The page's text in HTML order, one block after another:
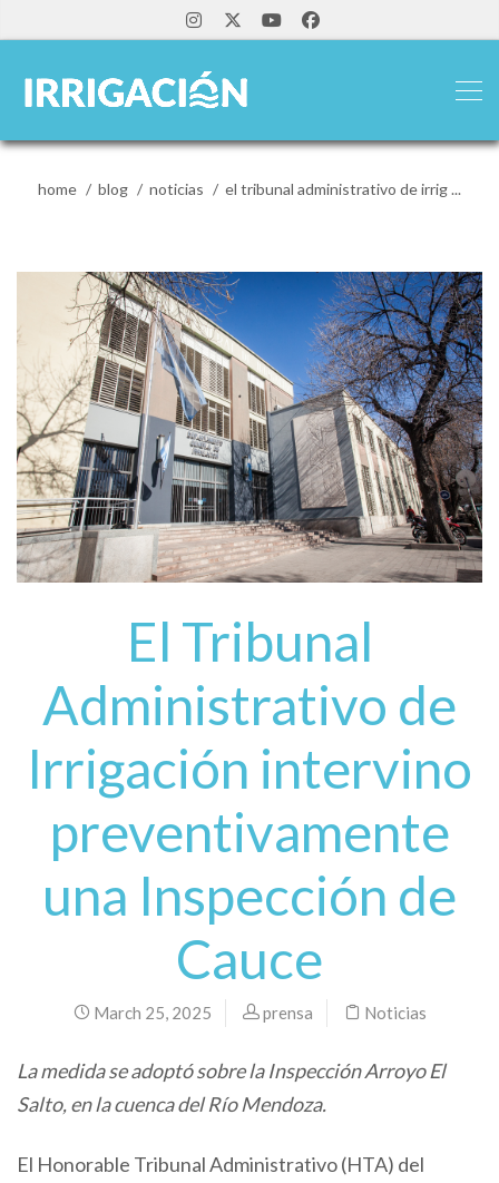
home blog noticias el tribunal administrativo de irrig ...
El Tribunal
Administrativo de
Irrigación intervino
preventivamente
una Inspección de
Cauce
March 25, 2025 prensa Noticias
La medida se adoptó sobre la Inspección Arroyo El
Salto, en la cuenca del Río Mendoza.
El Honorable Tribunal Administrativo (HTA) del